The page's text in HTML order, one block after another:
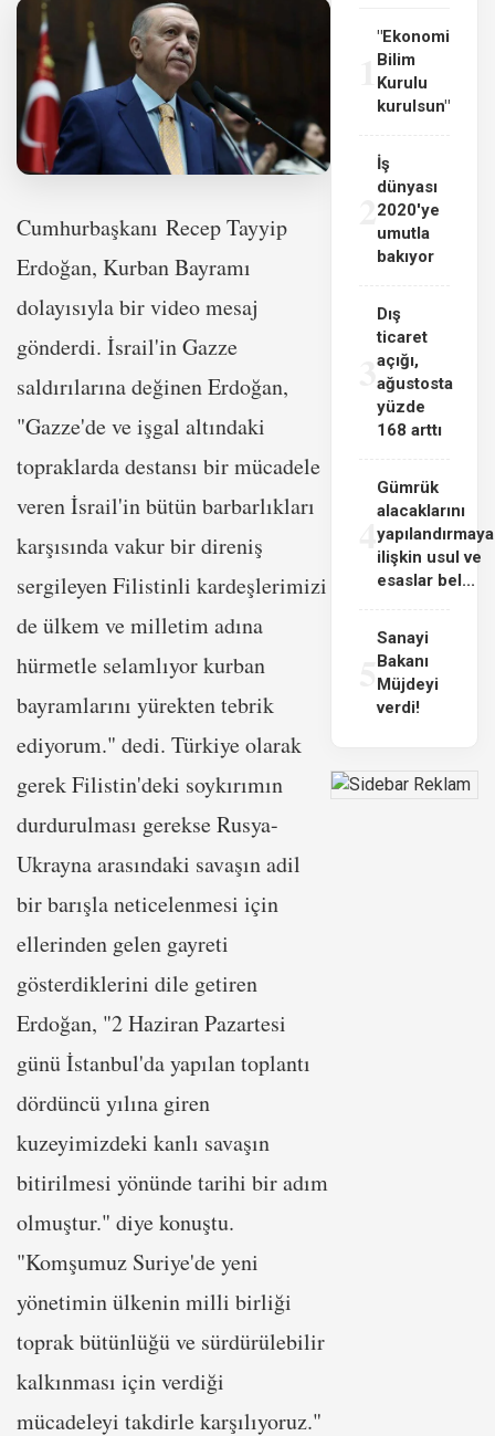
Cumhurbaşkanı Recep Tayyip
Erdoğan, Kurban Bayramı
dolayısıyla bir video mesaj
gönderdi. İsrail'in Gazze
saldırılarına değinen Erdoğan,
"Gazze'de ve işgal altındaki
topraklarda destansı bir mücadele
veren İsrail'in bütün barbarlıkları
karşısında vakur bir direniş
sergileyen Filistinli kardeşlerimizi
de ülkem ve milletim adına
hürmetle selamlıyor kurban
bayramlarını yürekten tebrik
ediyorum." dedi. Türkiye olarak
gerek Filistin'deki soykırımın
durdurulması gerekse Rusya-
Ukrayna arasındaki savaşın adil
bir barışla neticelenmesi için
ellerinden gelen gayreti
gösterdiklerini dile getiren
Erdoğan, "2 Haziran Pazartesi
günü İstanbul'da yapılan toplantı
dördüncü yılına giren
kuzeyimizdeki kanlı savaşın
bitirilmesi yönünde tarihi bir adım
olmuştur." diye konuştu.
"Komşumuz Suriye'de yeni
yönetimin ülkenin milli birliği
toprak bütünlüğü ve sürdürülebilir
kalkınması için verdiği
mücadeleyi takdirle karşılıyoruz."
"Ekonomi
Bilim
Kurulu
kurulsun"
İş
dünyası
2020'ye
umutla
bakıyor
3
Dış
ticaret
açığı,
ağustosta
yüzde
168 arttı
4
Gümrük
alacaklarını
yapılandırmaya
ilişkin usul ve
esaslar bel...
Sanayi
Bakanı
Müjdeyi
verdi!